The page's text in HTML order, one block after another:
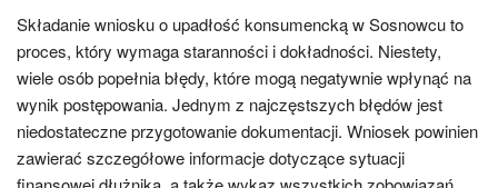
Składanie wniosku o upadłość konsumencką w Sosnowcu to
proces, który wymaga staranności i dokładności. Niestety,
wiele osób popełnia błędy, które mogą negatywnie wpłynąć na
wynik postępowania. Jednym z najczęstszych błędów jest
niedostateczne przygotowanie dokumentacji. Wniosek powinien
zawierać szczegółowe informacje dotyczące sytuacji